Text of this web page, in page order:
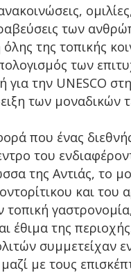
των
της τοπικής
των
για την UNESCO
των μοναδικών
που ένας
του
της Αντιάς, το
και του
τοπική
έθιμα της
συμμετείχαν
με τους